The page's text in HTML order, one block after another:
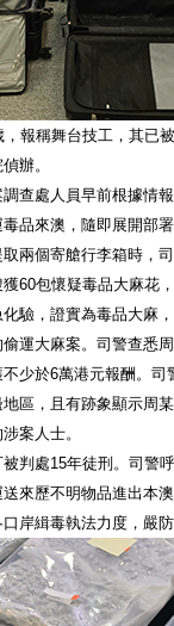
報稱舞台技工，其已
辦。
查處人員早前根據情
品來澳，隨即展開部
兩個寄艙行李箱時，
60包懷疑毒品大麻花
驗，證實為毒品大麻，
運大麻案。司警查悉
少於6萬港元報酬。司
區，且有跡象顯示周
案人士。
判處15年徒刑。司警
來歷不明物品進出本
岸緝毒執法力度，嚴防